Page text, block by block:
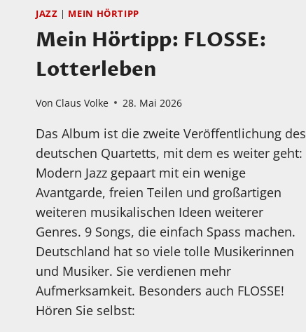
JAZZ | MEIN HÖRTIPP
Mein Hörtipp: FLOSSE:
Lotterleben
Von Claus Volke 28. Mai 2026
Das Album ist die zweite Veröffentlichung des
deutschen Quartetts, mit dem es weiter geht:
Modern Jazz gepaart mit ein wenige
Avantgarde, freien Teilen und großartigen
weiteren musikalischen Ideen weiterer
Genres. 9 Songs, die einfach Spass machen.
Deutschland hat so viele tolle Musikerinnen
und Musiker. Sie verdienen mehr
Aufmerksamkeit. Besonders auch FLOSSE!
Hören Sie selbst: